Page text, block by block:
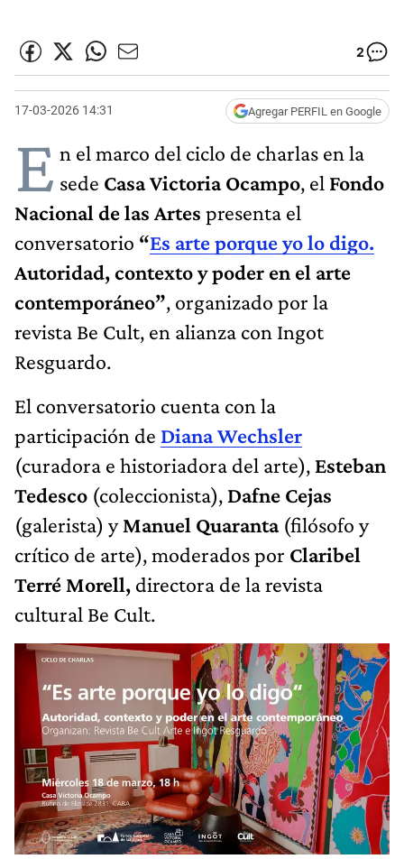
2
17-03-2026 14:31 Agregar PERFIL en Google
E n el marco del ciclo de charlas en la
sede Casa Victoria Ocampo, el Fondo
Nacional de las Artes presenta el
conversatorio “Es arte porque yo lo digo.
Autoridad, contexto y poder en el arte
contemporáneo”, organizado por la
revista Be Cult, en alianza con Ingot
Resguardo.
El conversatorio cuenta con la
participación de Diana Wechsler
(curadora e historiadora del arte), Esteban
Tedesco (coleccionista), Dafne Cejas
(galerista) yManuel Quaranta (filósofo y
crítico de arte), moderados por Claribel
Terré Morell, directora de la revista
cultural Be Cult.